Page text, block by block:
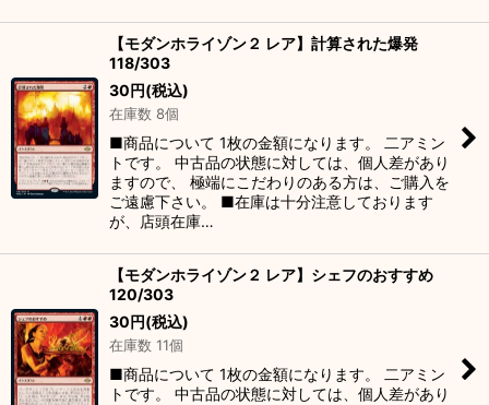
【モダンホライゾン２ レア】計算された爆発
118/303
30円(税込)
在庫数 8個
■商品について 1枚の金額になります。 二アミン
トです。 中古品の状態に対しては、個人差があり
ますので、 極端にこだわりのある方は、ご購入を
ご遠慮下さい。 ■在庫は十分注意しております
が、店頭在庫…
【モダンホライゾン２ レア】シェフのおすすめ
120/303
30円(税込)
在庫数 11個
■商品について 1枚の金額になります。 二アミン
トです。 中古品の状態に対しては、個人差があり